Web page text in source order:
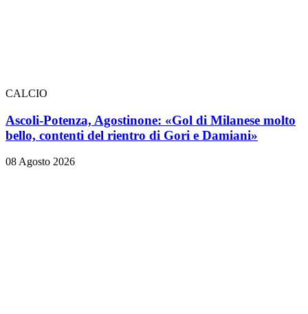
CALCIO
Ascoli-Potenza, Agostinone: «Gol di Milanese molto
bello, contenti del rientro di Gori e Damiani»
08 Agosto 2026